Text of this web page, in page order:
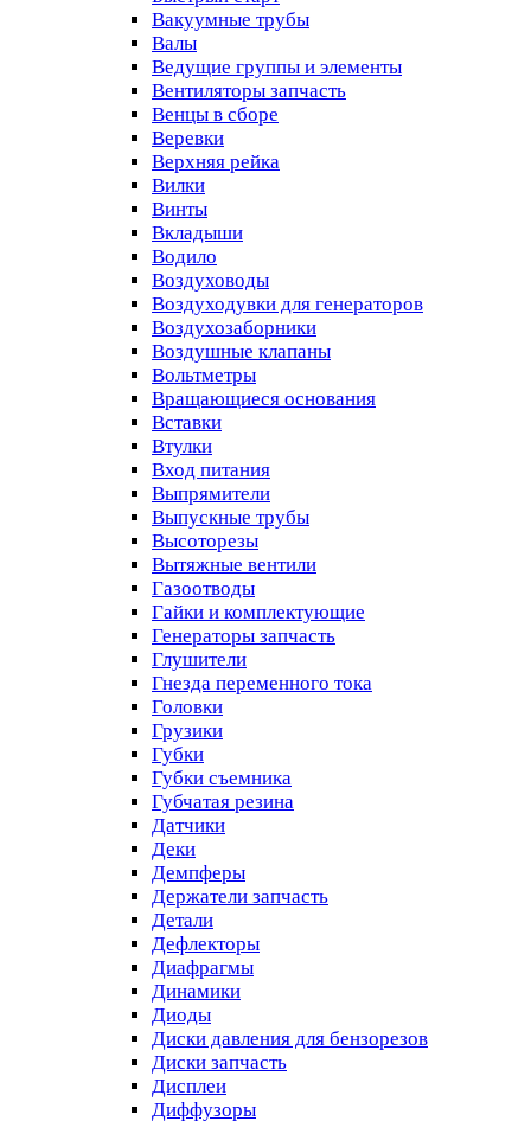
Вакуумные трубы
Валы
Ведущие группы и элементы
Вентиляторы запчасть
Венцы в сборе
Веревки
Верхняя рейка
Вилки
Винты
Вкладыши
Водило
Воздуховоды
Воздуходувки для генераторов
Воздухозаборники
Воздушные клапаны
Вольтметры
Вращающиеся основания
Вставки
Втулки
Вход питания
Выпрямители
Выпускные трубы
Высоторезы
Вытяжные вентили
Газоотводы
Гайки и комплектующие
Генераторы запчасть
Глушители
Гнезда переменного тока
Головки
Грузики
Губки
Губки съемника
Губчатая резина
Датчики
Деки
Демпферы
Держатели запчасть
Детали
Дефлекторы
Диафрагмы
Динамики
Диоды
Диски давления для бензорезов
Диски запчасть
Дисплеи
Диффузоры